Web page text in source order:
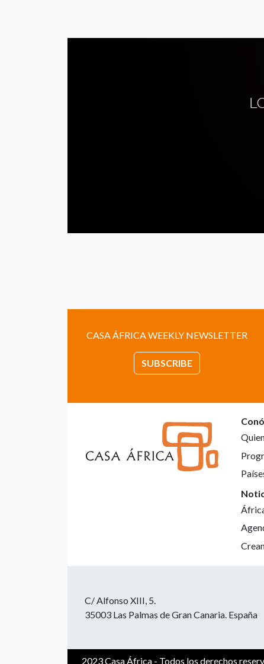
CASA ÁFRICA WEEKLY NEWSLETTER
SUBSCRIBE
C/ Alfonso XIII, 5.
35003 Las Palmas de Gran Canaria. España
2023 Casa África - Todos los derechos